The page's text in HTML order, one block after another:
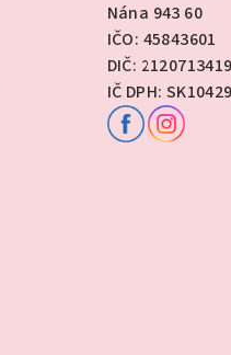
Nána 943 60
IČO: 45843601
DIČ: 2120713419
IČ DPH: